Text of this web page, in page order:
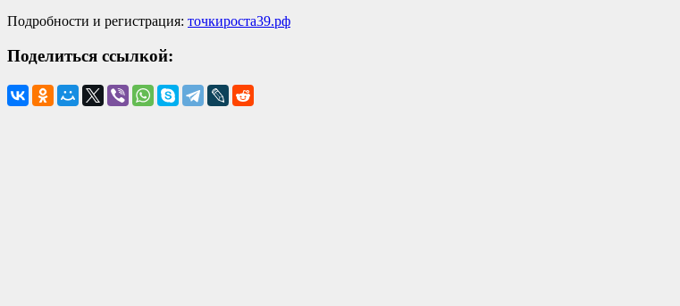
Подробности и регистрация: точкироста39.рф
Поделиться ссылкой: